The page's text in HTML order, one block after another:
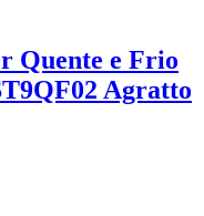
Quente e Frio
Agratto